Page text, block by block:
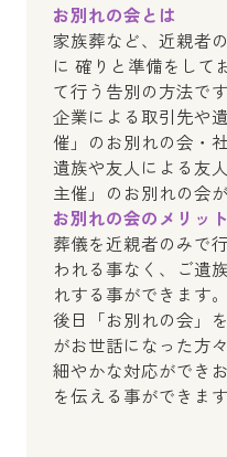
お別れの会とは
家族葬など、近親者
に 確りと準備をして
て行う告別の方法です
企業による取引先や
催」のお別れの会・
遺族や友人による友
主催」のお別れの会
お別れの会のメリット
葬儀を近親者のみで
われる事なく、ご遺
れする事ができます。
後日「お別れの会」
がお世話になった方
細やかな対応ができ
を伝える事ができます